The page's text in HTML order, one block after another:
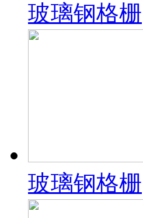
玻璃钢格栅
玻璃钢格栅